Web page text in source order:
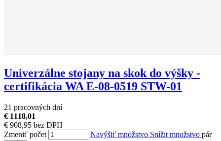
Univerzálne stojany na skok do výšky -
certifikácia WA E-08-0519 STW-01
21 pracovných dní
€ 1118,01
€ 908,95 bez DPH
Zmeniť počet
Navýšiť množstvo Snížit množstvo pár